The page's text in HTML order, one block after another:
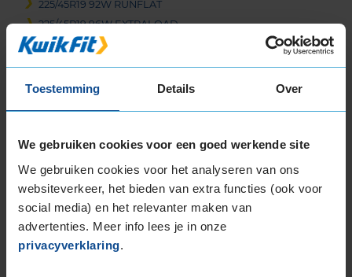
Toestemming Details Over
We gebruiken cookies voor een goed werkende site
We gebruiken cookies voor het analyseren van ons
websiteverkeer, het bieden van extra functies (ook voor
social media) en het relevanter maken van
advertenties. Meer info lees je in onze
privacyverklaring.
225/45R19 92W RUNFLAT
225/45R19 96W EXTRALOAD
225/45R19 96W EXTRALOAD
225/55R19 103Y EXTRALOAD
235/40R19 92Y
235/40R19 96W EXTRALOAD
235/40R19 96W EXTRALOAD
235/40R19 96W EXTRALOAD
235/45R19 95V EXTRALOAD RUNFLAT
235/45R19 95W